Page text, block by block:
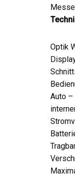
Optik
Auto –